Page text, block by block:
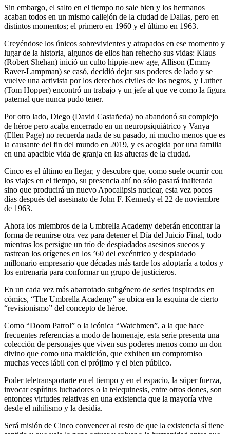
Sin embargo, el salto en el tiempo no sale bien y los hermanos
acaban todos en un mismo callejón de la ciudad de Dallas, pero en
distintos momentos; el primero en 1960 y el último en 1963.
Creyéndose los únicos sobrevivientes y atrapados en ese momento y
lugar de la historia, algunos de ellos han rehecho sus vidas: Klaus
(Robert Shehan) inició un culto hippie-new age, Allison (Emmy
Raver-Lampman) se casó, decidió dejar sus poderes de lado y se
vuelve una activista por los derechos civiles de los negros, y Luther
(Tom Hopper) encontró un trabajo y un jefe al que ve como la figura
paternal que nunca pudo tener.
Por otro lado, Diego (David Castañeda) no abandonó su complejo
de héroe pero acaba encerrado en un neuropsiquiátrico y Vanya
(Ellen Page) no recuerda nada de su pasado, ni mucho menos que es
la causante del fin del mundo en 2019, y es acogida por una familia
en una apacible vida de granja en las afueras de la ciudad.
Cinco es el último en llegar, y descubre que, como suele ocurrir con
los viajes en el tiempo, su presencia ahí no sólo pasará inalterada
sino que producirá un nuevo Apocalipsis nuclear, esta vez pocos
días después del asesinato de John F. Kennedy el 22 de noviembre
de 1963.
Ahora los miembros de la Umbrella Academy deberán encontrar la
forma de reunirse otra vez para detener el Día del Juicio Final, todo
mientras los persigue un trío de despiadados asesinos suecos y
rastrean los orígenes en los ’60 del excéntrico y despiadado
millonario empresario que décadas más tarde los adoptaría a todos y
los entrenaría para conformar un grupo de justicieros.
En un cada vez más abarrotado subgénero de series inspiradas en
cómics, “The Umbrella Academy” se ubica en la esquina de cierto
“revisionismo” del concepto de héroe.
Como “Doom Patrol” o la icónica “Watchmen”, a la que hace
frecuentes referencias a modo de homenaje, esta serie presenta una
colección de personajes que viven sus poderes menos como un don
divino que como una maldición, que exhiben un compromiso
muchas veces lábil con el prójimo y el bien público.
Poder teletransportarte en el tiempo y en el espacio, la súper fuerza,
invocar espíritus luchadores o la telequinesis, entre otros dones, son
entonces virtudes relativas en una existencia que la mayoría vive
desde el nihilismo y la desidia.
Será misión de Cinco convencer al resto de que la existencia sí tiene